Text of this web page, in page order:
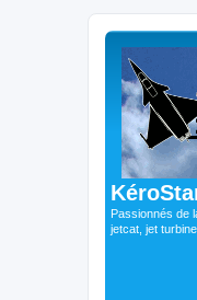
Passionnés de
jetcat, jet